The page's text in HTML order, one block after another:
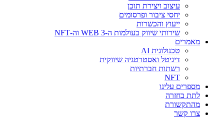
עיצוב ויצירת תוכן
יחסי ציבור ופרסומים
ייעוץ והכשרות
שירותי שיווק בעולמות ה-WEB 3 וה-NFT
מאמרים
טכנולוגית AI
דיגיטל ואסטרטגיה שיווקית
רשתות חברתיות
NFT
מספרים עלינו
לתת בחזרה
מהתקשורת
צרו קשר